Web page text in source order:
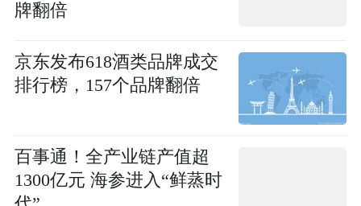
牌翻倍
京东发布618酒类品牌成交
排行榜，157个品牌翻倍
百事通！全产业链产值超
1300亿元 海参进入“鲜蒸时